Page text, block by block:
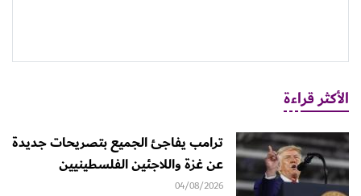
الأكثر قراءة
ترامب يفاجئ الجميع بتصريحات جديدة
عن غزة واللاجئين الفلسطينيين
04/08/2026